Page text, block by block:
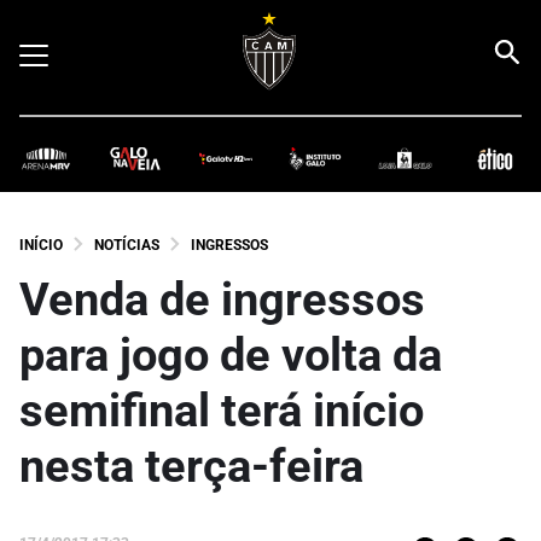
INÍCIO NOTÍCIAS INGRESSOS
Venda de ingressos
para jogo de volta da
semifinal terá início
nesta terça-feira